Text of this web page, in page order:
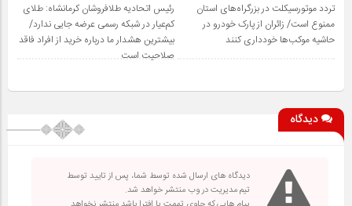
تردد موتورسیکلت در بزرگراه‌های استان
ممنوع است/ زائران از پارک خودرو در
حاشیه موکب‌ها خودداری کنند
رئیس اتحادیه طلافروشان کرمانشاه: طلای
کم‌عیار در شبکه رسمی عرضه جایی ندارد/
بیشترین هشدار ما درباره خرید از افراد فاقد
صلاحیت است
دیدگاه
دیدگاه های ارسال شده توسط شما، پس از تایید توسط
تیم مدیریت در وب منتشر خواهد شد.